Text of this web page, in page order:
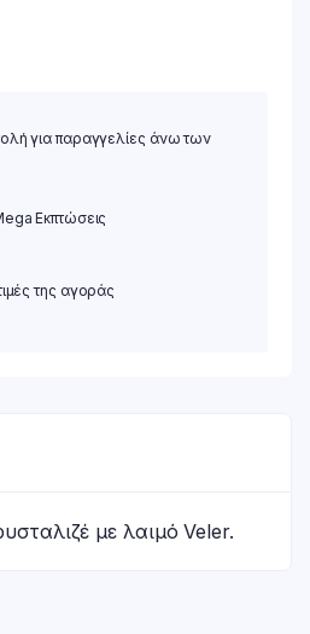
για παραγγελίες άνω των
Εκπτώσεις
της αγοράς
με λαιμό Veler.